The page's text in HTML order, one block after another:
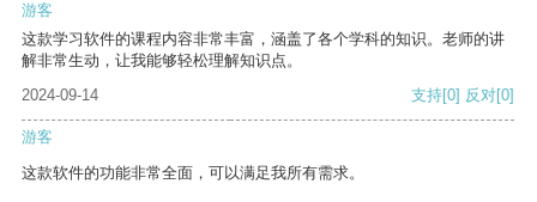
游客
这款学习软件的课程内容非常丰富，涵盖了各个学科的知识。老师的讲
解非常生动，让我能够轻松理解知识点。
2024-09-14
支持[0] 反对[0]
游客
这款软件的功能非常全面，可以满足我所有需求。